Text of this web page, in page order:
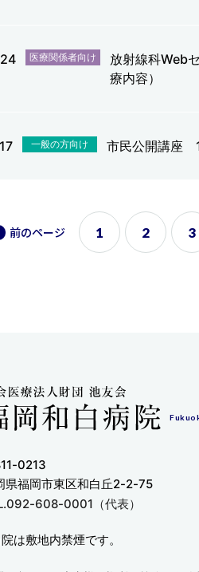
医療関係者向け
放射線科Web
療内容）
一般の方向け 市民公開講座
前のページ 1 2 3
0213
県福岡市東区和白丘2-2-75
608-0001（代表）
は敷地内禁煙です。